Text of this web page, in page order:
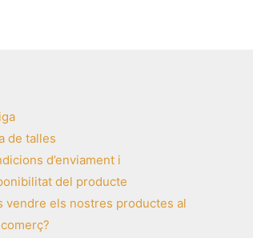
de talles
d’enviament i
del producte
vendre els nostres productes al